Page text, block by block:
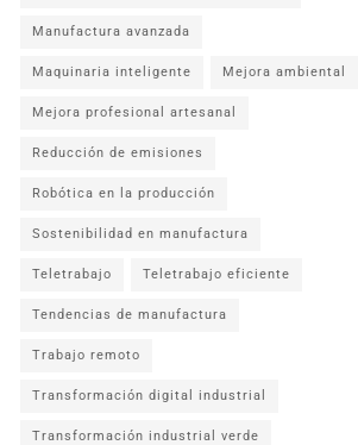
Manufactura avanzada
Maquinaria inteligente Mejora ambiental
Mejora profesional artesanal
Reducción de emisiones
Robótica en la producción
Sostenibilidad en manufactura
Teletrabajo Teletrabajo eficiente
Tendencias de manufactura
Trabajo remoto
Transformación digital industrial
Transformación industrial verde